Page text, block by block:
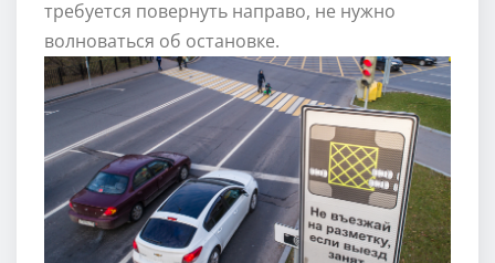
требуется повернуть направо, не нужно
волноваться об остановке.